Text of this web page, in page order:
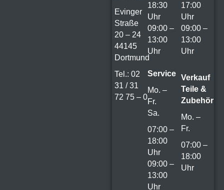
Evinger
Straße
20 – 24
44145
Dortmund
Tel.: 02
31 / 31
72 75 – 0
18:30
Uhr
09:00 –
13:00
Uhr
Service
Mo. –
Fr.
Sa.
07:00 –
18:00
Uhr
09:00 –
13:00
Uhr
17:00
Uhr
09:00 –
13:00
Uhr
Verkauf
Teile &
Zubehör
Mo. –
Fr.
07:00 –
18:00
Uhr